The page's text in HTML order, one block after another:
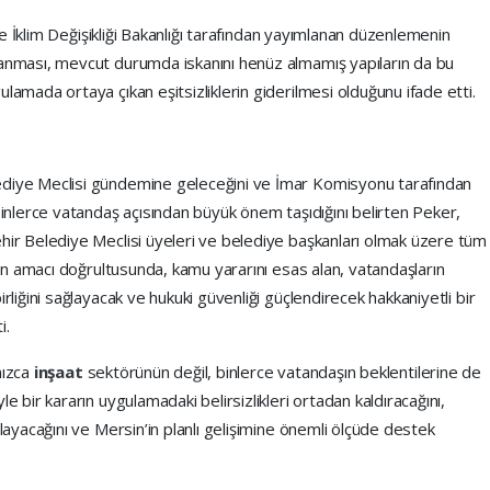
Değişikliği Bakanlığı tarafından yayımlanan düzenlemenin
mevcut durumda iskanını henüz almamış yapıların da bu
ortaya çıkan eşitsizliklerin giderilmesi olduğunu ifade etti.
Meclisi gündemine geleceğini ve İmar Komisyonu tarafından
vatandaş açısından büyük önem taşıdığını belirten Peker,
Belediye Meclisi üyeleri ve belediye başkanları olmak üzere tüm
doğrultusunda, kamu yararını esas alan, vatandaşların
sağlayacak ve hukuki güvenliği güçlendirecek hakkaniyetli bir
inşaat sektörünün değil, binlerce vatandaşın beklentilerine de
kararın uygulamadaki belirsizlikleri ortadan kaldıracağını,
ve Mersin’in planlı gelişimine önemli ölçüde destek